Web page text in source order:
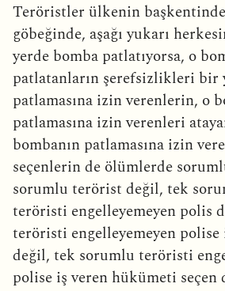
Teröristler ülkenin
göbeğinde, aşağı yukarı
yerde bomba patlatıyorsa, o
patlatanların şerefsizlikleri bir
patlamasına izin verenlerin, o
patlamasına izin verenleri
bombanın patlamasına izin
seçenlerin de ölümlerde
sorumlu terörist değil, tek
teröristi engelleyemeyen polis
teröristi engelleyemeyen
değil, tek sorumlu teröristi
polise iş veren hükümeti seçen